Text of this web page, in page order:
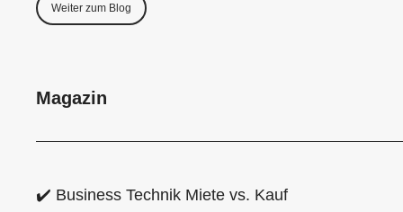
Weiter zum Blog
Magazin
✔️ Business Technik Miete vs. Kauf